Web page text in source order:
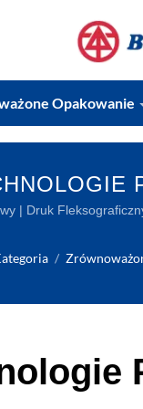
Opakowanie
| Druk
/